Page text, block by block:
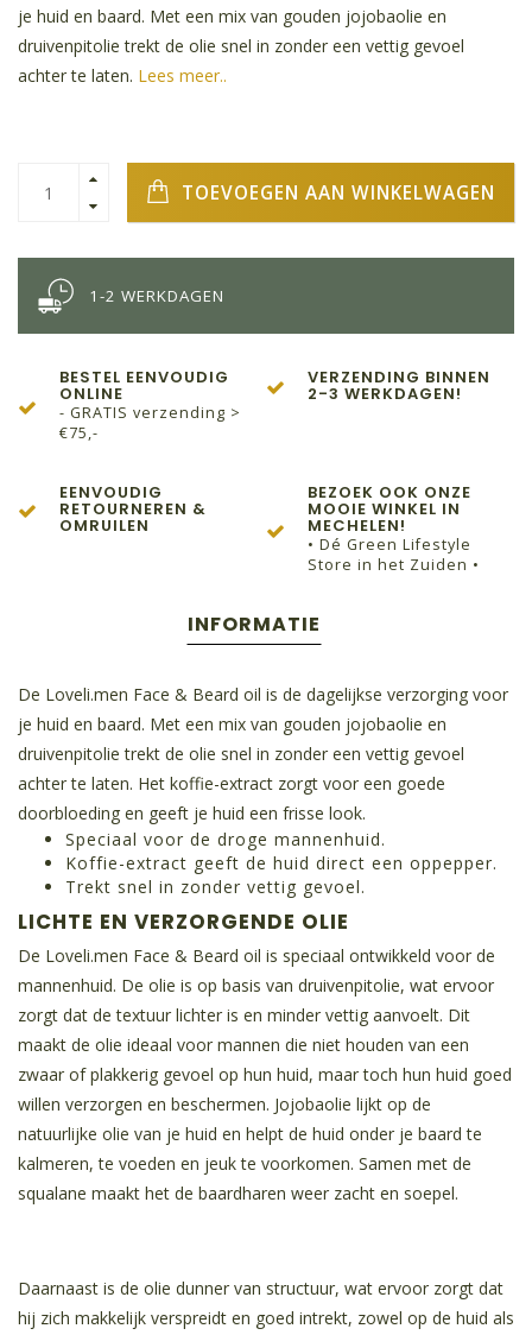
je huid en baard. Met een mix van gouden jojobaolie en
druivenpitolie trekt de olie snel in zonder een vettig gevoel
achter te laten. Lees meer..
TOEVOEGEN AAN WINKELWAGEN
1-2 WERKDAGEN
BESTEL EENVOUDIG
ONLINE
- GRATIS verzending >
€75,-
VERZENDING BINNEN
2-3 WERKDAGEN!
EENVOUDIG
RETOURNEREN &
OMRUILEN
BEZOEK OOK ONZE
MOOIE WINKEL IN
MECHELEN!
• Dé Green Lifestyle
Store in het Zuiden •
INFORMATIE
De Loveli.men Face & Beard oil is de dagelijkse verzorging voor
je huid en baard. Met een mix van gouden jojobaolie en
druivenpitolie trekt de olie snel in zonder een vettig gevoel
achter te laten. Het koffie-extract zorgt voor een goede
doorbloeding en geeft je huid een frisse look.
Speciaal voor de droge mannenhuid.
Koffie-extract geeft de huid direct een oppepper.
Trekt snel in zonder vettig gevoel.
LICHTE EN VERZORGENDE OLIE
De Loveli.men Face & Beard oil is speciaal ontwikkeld voor de
mannenhuid. De olie is op basis van druivenpitolie, wat ervoor
zorgt dat de textuur lichter is en minder vettig aanvoelt. Dit
maakt de olie ideaal voor mannen die niet houden van een
zwaar of plakkerig gevoel op hun huid, maar toch hun huid goed
willen verzorgen en beschermen. Jojobaolie lijkt op de
natuurlijke olie van je huid en helpt de huid onder je baard te
kalmeren, te voeden en jeuk te voorkomen. Samen met de
squalane maakt het de baardharen weer zacht en soepel.
Daarnaast is de olie dunner van structuur, wat ervoor zorgt dat
hij zich makkelijk verspreidt en goed intrekt, zowel op de huid als